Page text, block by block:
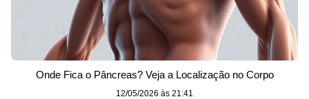
Onde Fica o Pâncreas? Veja a Localização no Corpo
12/05/2026 às 21:41